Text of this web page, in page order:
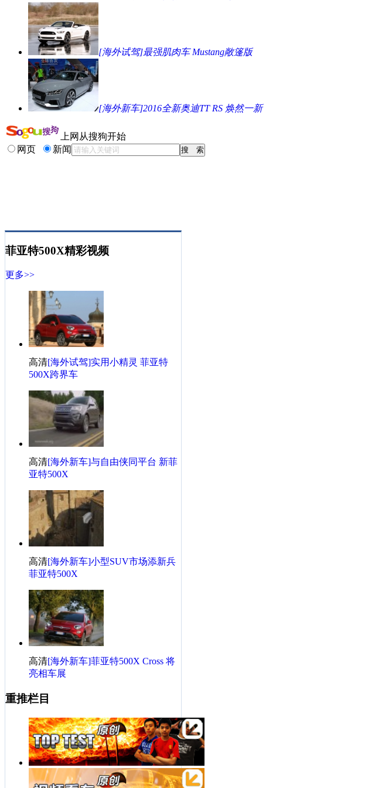
[海外试驾]最强肌肉车 Mustang敞篷版
[海外新车]2016全新奥迪TT RS 焕然一新
上网从搜狗开始
网页
新闻
菲亚特500X精彩视频
更多>>
高清[海外试驾]实用小精灵 菲亚特
500X跨界车
高清[海外新车]与自由侠同平台 新菲
亚特500X
高清[海外新车]小型SUV市场添新兵
菲亚特500X
高清[海外新车]菲亚特500X Cross 将
亮相车展
重推栏目